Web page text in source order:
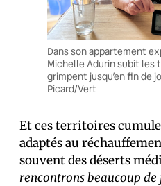
Dans son appartement
Michelle Adurin subit les
grimpent jusqu’en fin de
Picard/Vert
Et ces territoires
adaptés au
souvent des déserts
rencontrons beaucoup de